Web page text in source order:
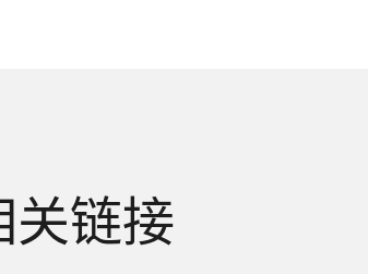
关链接